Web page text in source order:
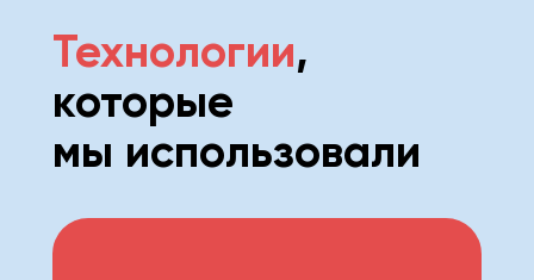
Технологии,
которые
мы использовали